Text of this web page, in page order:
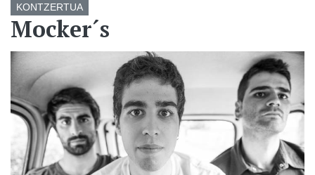
KONTZERTUA
Mocker´s